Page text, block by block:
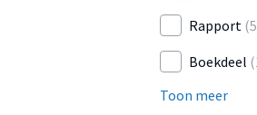
Rapport
Boekdeel
Toon meer